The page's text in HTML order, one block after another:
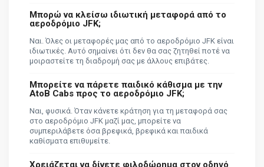
Μπορώ να κλείσω ιδιωτική μεταφορά από το
αεροδρόμιο JFK;
Ναι. Όλες οι μεταφορές μας από το αεροδρόμιο JFK είναι
ιδιωτικές. Αυτό σημαίνει ότι δεν θα σας ζητηθεί ποτέ να
μοιραστείτε τη διαδρομή σας με άλλους επιβάτες.
Μπορείτε να πάρετε παιδικό κάθισμα με την
AtoB Cabs προς το αεροδρόμιο JFK;
Ναι, φυσικά. Όταν κάνετε κράτηση για τη μεταφορά σας
στο αεροδρόμιο JFK μαζί μας, μπορείτε να
συμπεριλάβετε όσα βρεφικά, βρεφικά και παιδικά
καθίσματα επιθυμείτε.
Χρειάζεται να δίνετε φιλοδώρημα στον οδηγό